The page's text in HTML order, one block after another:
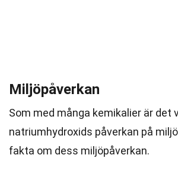
Miljöpåverkan
Som med många kemikalier är
natriumhydroxids påverkan på
fakta om dess miljöpåverkan.